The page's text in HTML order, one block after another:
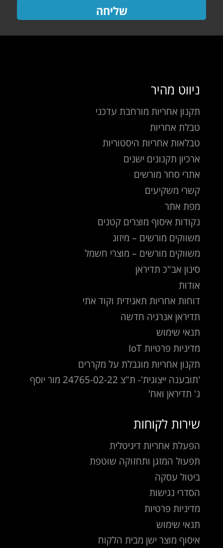
שליחה
ניווט מהיר
תקנון אחריות מורחבת עדכני
טבלת אחריות
טבלאות אחריות היסטוריות
ארכיון תקנונים ישנים
אתרי סחר מורשים
קשרי משקיעים
מפת אתר
נקודות איסוף מוצרים קטנים
משווקים מורשים – מיזוג
משווקים מורשים – מוצרי חשמל
סינון אב"כ תדיראן
אודות
דוחות אחריות תאגידית וקוד אתי
תדיראן אנרגיה חדשה
תנאי שימוש
מדיניות פרטיות IoT
תקנון אחריות מוגבלת על מקררים
'תובענה ייצוגית'- ת"צ 24765-02-22 מור יוסף
נ' תדיראן ואח'
שירות לקוחות
הפעלת אחריות דיגיטלית
תפעול המזגן ותחזוקה שוטפת
ביטול עסקה
הסדרי נגישות
מדיניות פרטיות
תנאי שימוש
איסוף מוצר ישן מבית הלקוח